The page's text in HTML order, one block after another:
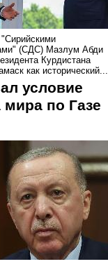
(СДС) Мазлум Абди
Курдистана
как исторический...
условие
мира по Газе